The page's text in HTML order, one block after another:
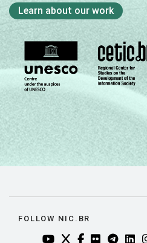
indicador.
Fonte: NIC.br - out/
Learn about our work
FOLLOW NIC.BR
YOUTUBE DO NIC.BR
TWITTER DO
FACEBOOK
FLICKR DO